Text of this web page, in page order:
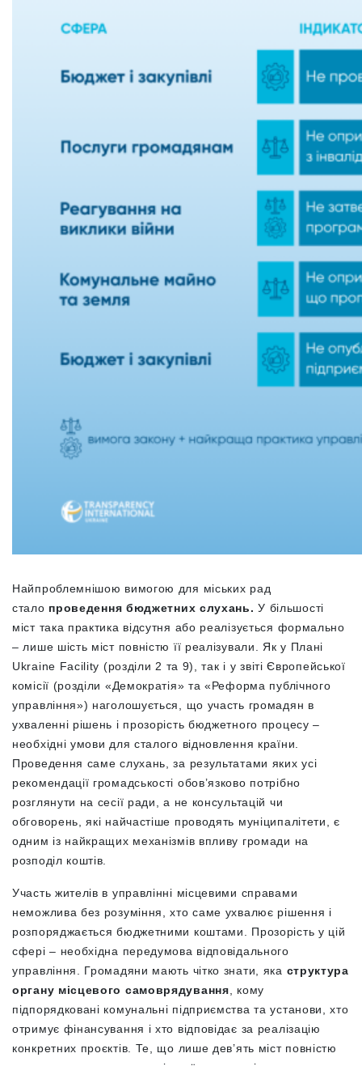
Найпроблемнішою вимогою для міських рад
стало проведення бюджетних слухань.У більшості
міст така практика відсутня або реалізується формально
– лише шість міст повністю її реалізували. Як у Плані
Ukraine Facility (розділи 2 та 9), так і у звіті Європейської
комісії (розділи «Демократія» та «Реформа публічного
управління») наголошується, що участь громадян в
ухваленні рішень і прозорість бюджетного процесу –
необхідні умови для сталого відновлення країни.
Проведення саме слухань, за результатами яких усі
рекомендації громадськості обов’язково потрібно
розглянути на сесії ради, а не консультацій чи
обговорень, які найчастіше проводять муніципалітети, є
одним із найкращих механізмів впливу громади на
розподіл коштів.
Участь жителів в управлінні місцевими справами
неможлива без розуміння, хто саме ухвалює рішення і
розпоряджається бюджетними коштами. Прозорість у цій
сфері – необхідна передумова відповідального
управління. Громадяни мають чітко знати, яка структура
органу місцевого самоврядування , кому
підпорядковані комунальні підприємства та установи, хто
отримує фінансування і хто відповідає за реалізацію
конкретних проєктів. Те, що лише дев’ять міст повністю